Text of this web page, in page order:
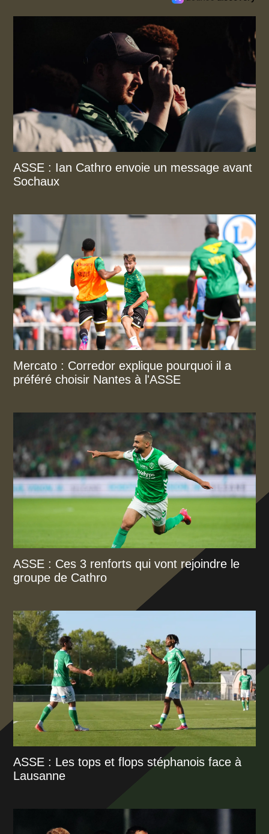
ASSE : Ian Cathro envoie un message avant
Sochaux
Mercato : Corredor explique pourquoi il a
préféré choisir Nantes à l'ASSE
ASSE : Ces 3 renforts qui vont rejoindre le
groupe de Cathro
ASSE : Les tops et flops stéphanois face à
Lausanne